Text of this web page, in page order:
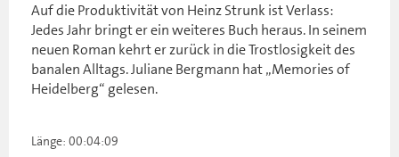
Auf die Produktivität von Heinz Strunk ist Verlass:
Jedes Jahr bringt er ein weiteres Buch heraus. In seinem
neuen Roman kehrt er zurück in die Trostlosigkeit des
banalen Alltags. Juliane Bergmann hat „Memories of
Heidelberg“ gelesen.
Länge: 00:04:09